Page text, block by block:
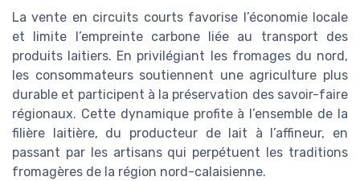
La vente en circuits courts favorise l’économie locale
et limite l’empreinte carbone liée au transport des
produits laitiers. En privilégiant les fromages du nord,
les consommateurs soutiennent une agriculture plus
durable et participent à la préservation des savoir-faire
régionaux. Cette dynamique profite à l’ensemble de la
filière laitière, du producteur de lait à l’affineur, en
passant par les artisans qui perpétuent les traditions
fromagères de la région nord-calaisienne.